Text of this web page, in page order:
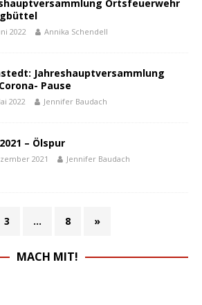
Ortsfeuerwehr
2022 Annika Schendell
Jahreshauptversammlung
Pause
2022 Jennifer Baudach
– Ölspur
2021 Jennifer Baudach
3 … 8 »
MACH MIT!